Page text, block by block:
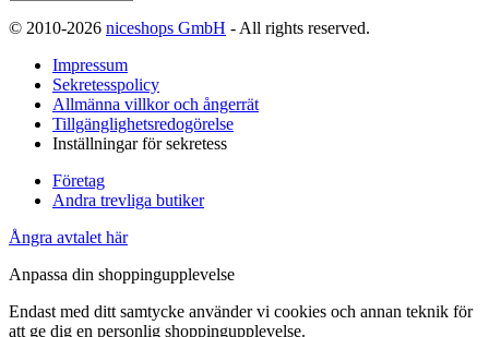
© 2010-2026 niceshops GmbH - All rights reserved.
Impressum
Sekretesspolicy
Allmänna villkor och ångerrät
Tillgänglighetsredogörelse
Inställningar för sekretess
Företag
Andra trevliga butiker
Ångra avtalet här
Anpassa din shoppingupplevelse
Endast med ditt samtycke använder vi cookies och annan teknik för
att ge dig en personlig shoppingupplevelse.